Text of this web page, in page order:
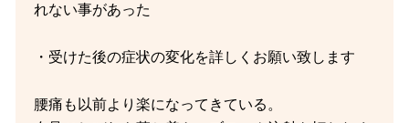
れない事があった
・受けた後の症状の変化を詳しくお願い致します
腰痛も以前より楽になってきている。